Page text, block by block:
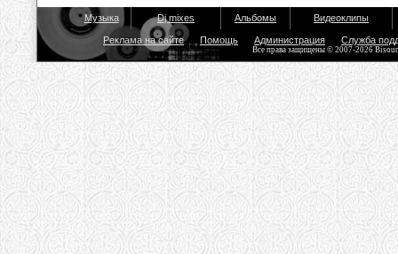
Музыка Dj mixes Альбомы Видеоклипы
Реклама на сайте Помощь Администрация Служба
Все права защищены © 2007-2026